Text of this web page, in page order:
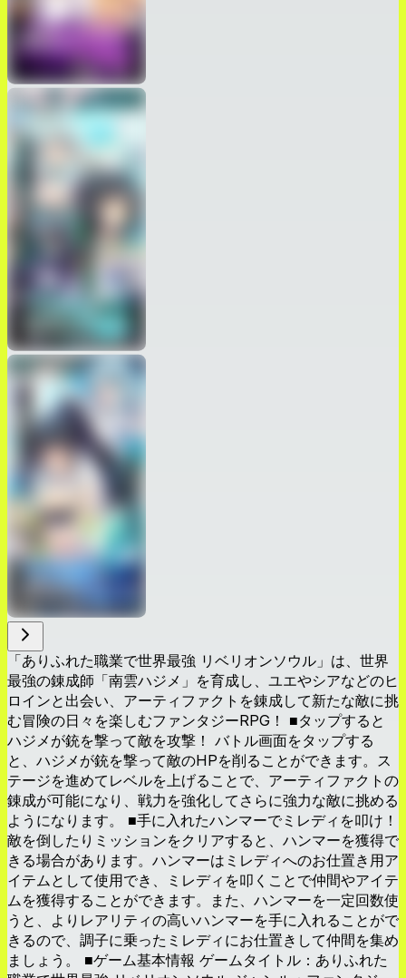
「ありふれた職業で世界最強 リベリオンソウル」は、世界
最強の錬成師「南雲ハジメ」を育成し、ユエやシアなどのヒ
ロインと出会い、アーティファクトを錬成して新たな敵に挑
む冒険の日々を楽しむファンタジーRPG！ ■タップすると
ハジメが銃を撃って敵を攻撃！ バトル画面をタップする
と、ハジメが銃を撃って敵のHPを削ることができます。ス
テージを進めてレベルを上げることで、アーティファクトの
錬成が可能になり、戦力を強化してさらに強力な敵に挑める
ようになります。 ■手に入れたハンマーでミレディを叩け！
敵を倒したりミッションをクリアすると、ハンマーを獲得で
きる場合があります。ハンマーはミレディへのお仕置き用ア
イテムとして使用でき、ミレディを叩くことで仲間やアイテ
ムを獲得することができます。また、ハンマーを一定回数使
うと、よりレアリティの高いハンマーを手に入れることがで
きるので、調子に乗ったミレディにお仕置きして仲間を集め
ましょう。 ■ゲーム基本情報 ゲームタイトル：ありふれた